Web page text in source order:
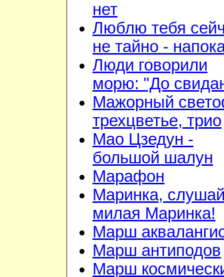
нет
Люблю тебя
не тайно -
Люди говорили
морю: "До
Мажорный
трехцветье, трио
Мао Цзедун -
большой шалун
Марафон
Маринка,
милая Маринка!
Марш
Марш антиподов
Марш